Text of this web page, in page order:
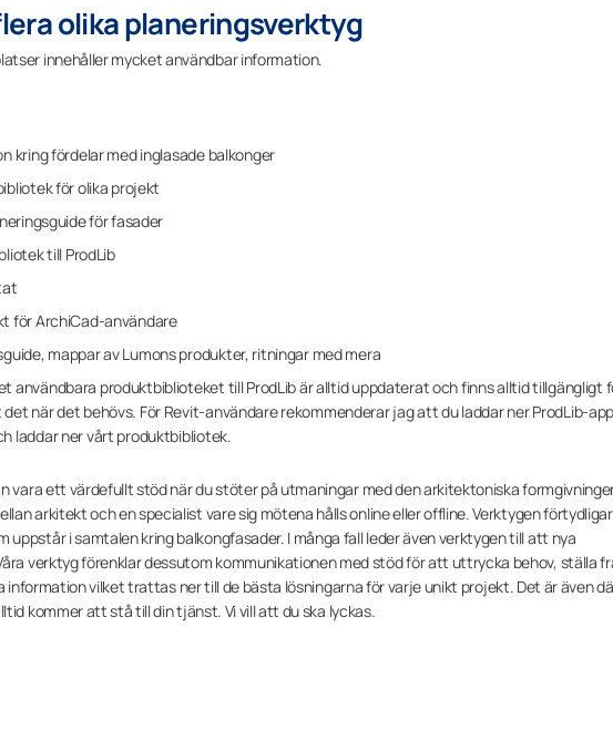
olika planeringsverktyg
innehåller mycket användbar information.
kring fördelar med inglasade balkonger
för olika projekt
för fasader
till ProdLib
för ArchiCad-användare
mappar av Lumons produkter, ritningar med mera
användbara produktbiblioteket till ProdLib är alltid uppdaterat och finns alltid tillgängligt
det när det behövs. För Revit-användare rekommenderar jag att du laddar ner ProdLib-
laddar ner vårt produktbibliotek.
vara ett värdefullt stöd när du stöter på utmaningar med den arkitektoniska
arkitekt och en specialist vare sig mötena hålls online eller offline. Verktygen
uppstår i samtalen kring balkongfasader. I många fall leder även verktygen till att nya
verktyg förenklar dessutom kommunikationen med stöd för att uttrycka behov, ställa
information vilket trattas ner till de bästa lösningarna för varje unikt projekt. Det är även
kommer att stå till din tjänst. Vi vill att du ska lyckas.